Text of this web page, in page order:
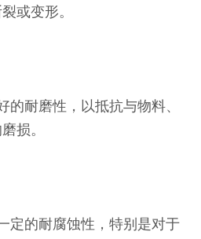
或变形。
的耐磨性，以抵抗与物料、
损。
定的耐腐蚀性，特别是对于